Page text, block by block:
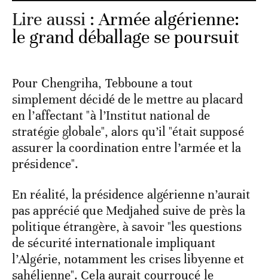
Lire aussi :Armée algérienne:
le grand déballage se poursuit
Pour Chengriha, Tebboune a tout
simplement décidé de le mettre au placard
en l’affectant "à l’Institut national de
stratégie globale", alors qu’il "était supposé
assurer la coordination entre l’armée et la
présidence".
En réalité, la présidence algérienne n’aurait
pas apprécié que Medjahed suive de près la
politique étrangère, à savoir "les questions
de sécurité internationale impliquant
l’Algérie, notamment les crises libyenne et
sahélienne". Cela aurait courroucé le